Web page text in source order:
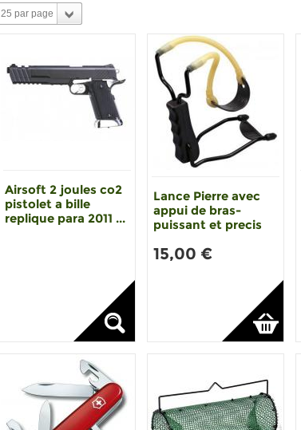
25 par page
Airsoft 2 joules co2
pistolet a bille
replique para 2011 ...
Lance Pierre avec
appui de bras-
puissant et precis
15,00 €